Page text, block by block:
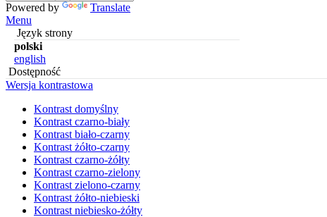
Powered by
Translate
Menu
Język strony
polski
english
Dostępność
Wersja kontrastowa
Kontrast domyślny
Kontrast czarno-biały
Kontrast biało-czarny
Kontrast żółto-czarny
Kontrast czarno-żółty
Kontrast czarno-zielony
Kontrast zielono-czarny
Kontrast żółto-niebieski
Kontrast niebiesko-żółty